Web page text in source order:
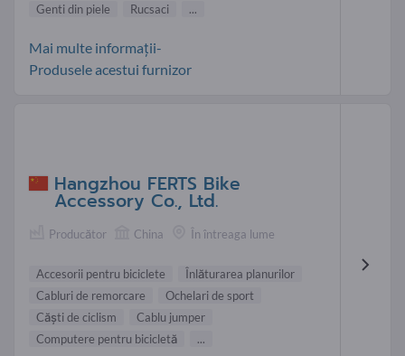
Genti din piele
Rucsaci ...
Mai multe informații-
Produsele acestui furnizor
Hangzhou FERTS Bike
Accessory Co., Ltd.
Producător China În întreaga lume
Accesorii pentru biciclete
Înlăturarea planurilor
Cabluri de remorcare
Ochelari de sport
Căști de ciclism
Cablu jumper
Computere pentru bicicletă
...